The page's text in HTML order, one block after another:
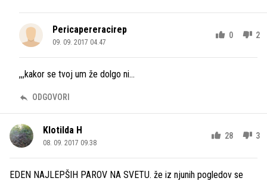
Pericapereracirep
09. 09. 2017 04.47
0 2
,,,kakor se tvoj um že dolgo ni...
ODGOVORI
Klotilda H
08. 09. 2017 09.38
28 3
EDEN NAJLEPŠIH PAROV NA SVETU. že iz njunih pogledov se